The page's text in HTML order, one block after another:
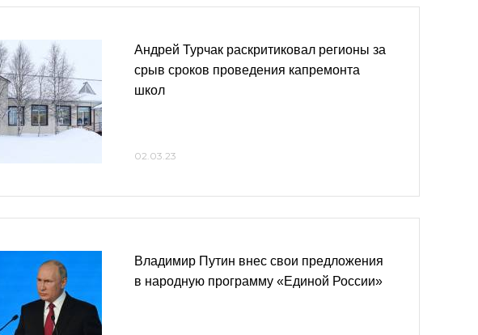
Андрей Турчак раскритиковал регионы за
срыв сроков проведения капремонта
школ
02.03.23
Владимир Путин внес свои предложения
в народную программу «Единой России»